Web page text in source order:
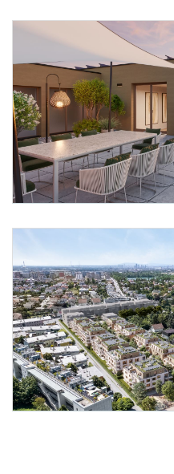
Foto 2: ÖKOWOHNBAU Bauträger GmbH